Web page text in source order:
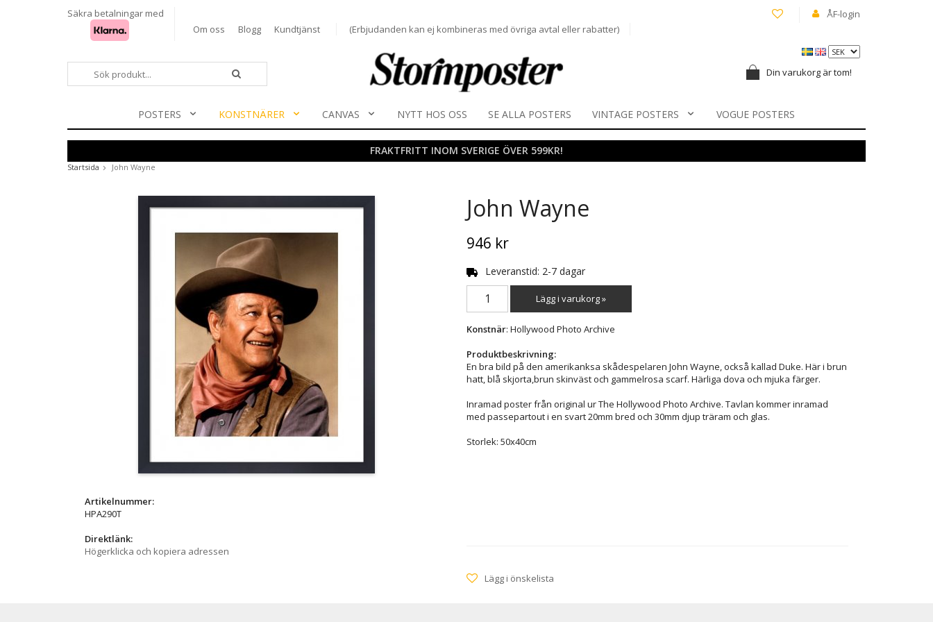
Säkra betalningar med
Om oss
Blogg Kundtjänst (Erbjudanden kan ej kombineras med övriga avtal eller rabatter)
ÅF-login
Din varukorg är tom!
POSTERS KONSTNÄRER CANVAS NYTT HOS OSS SE ALLA POSTERS VINTAGE POSTERS VOGUE POSTERS
FRAKTFRITT INOM SVERIGE ÖVER 599KR!
Startsida John Wayne
John Wayne
946 kr
Leveranstid: 2-7 dagar
Lägg i varukorg »
Konstnär: Hollywood Photo Archive
Produktbeskrivning:
En bra bild på den amerikanksa skådespelaren John Wayne, också kallad Duke. Här i brun
hatt, blå skjorta,brun skinväst och gammelrosa scarf. Härliga dova och mjuka färger.
Inramad poster från original ur The Hollywood Photo Archive. Tavlan kommer inramad
med passepartout i en svart 20mm bred och 30mm djup träram och glas.
Storlek: 50x40cm
Lägg i önskelista
Artikelnummer:
HPA290T
Direktlänk:
Högerklicka och kopiera adressen